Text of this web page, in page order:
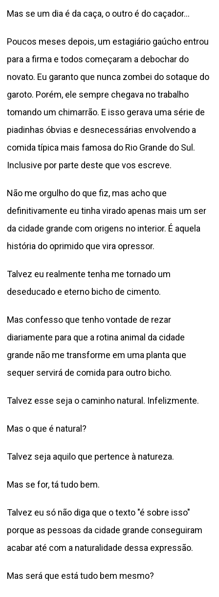
Mas se um dia é da caça, o outro é do caçador...
Poucos meses depois, um estagiário gaúcho entrou
para a firma e todos começaram a debochar do
novato. Eu garanto que nunca zombei do sotaque do
garoto. Porém, ele sempre chegava no trabalho
tomando um chimarrão. E isso gerava uma série de
piadinhas óbvias e desnecessárias envolvendo a
comida típica mais famosa do Rio Grande do Sul.
Inclusive por parte deste que vos escreve.
Não me orgulho do que fiz, mas acho que
definitivamente eu tinha virado apenas mais um ser
da cidade grande com origens no interior. É aquela
história do oprimido que vira opressor.
Talvez eu realmente tenha me tornado um
deseducado e eterno bicho de cimento.
Mas confesso que tenho vontade de rezar
diariamente para que a rotina animal da cidade
grande não me transforme em uma planta que
sequer servirá de comida para outro bicho.
Talvez esse seja o caminho natural. Infelizmente.
Mas o que é natural?
Talvez seja aquilo que pertence à natureza.
Mas se for, tá tudo bem.
Talvez eu só não diga que o texto "é sobre isso"
porque as pessoas da cidade grande conseguiram
acabar até com a naturalidade dessa expressão.
Mas será que está tudo bem mesmo?